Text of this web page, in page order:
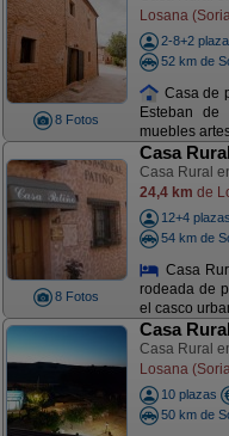
8 Fotos
Losana
2-8+2
52 km de
Casa de
Esteban
muebles
8 Fotos
Casa
Casa Rural
24,4 km de
12+4 plazas
54 km de
Casa
rodeada de
el casco
Casa
Casa Rural
Losana
10 plazas
50 km de